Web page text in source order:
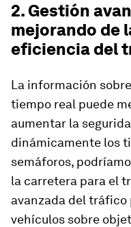
2. Gestión
mejorando de
eficiencia del
La información
tiempo real puede
aumentar la
dinámicamente los
semáforos,
la carretera para el
avanzada del
vehículos sobre